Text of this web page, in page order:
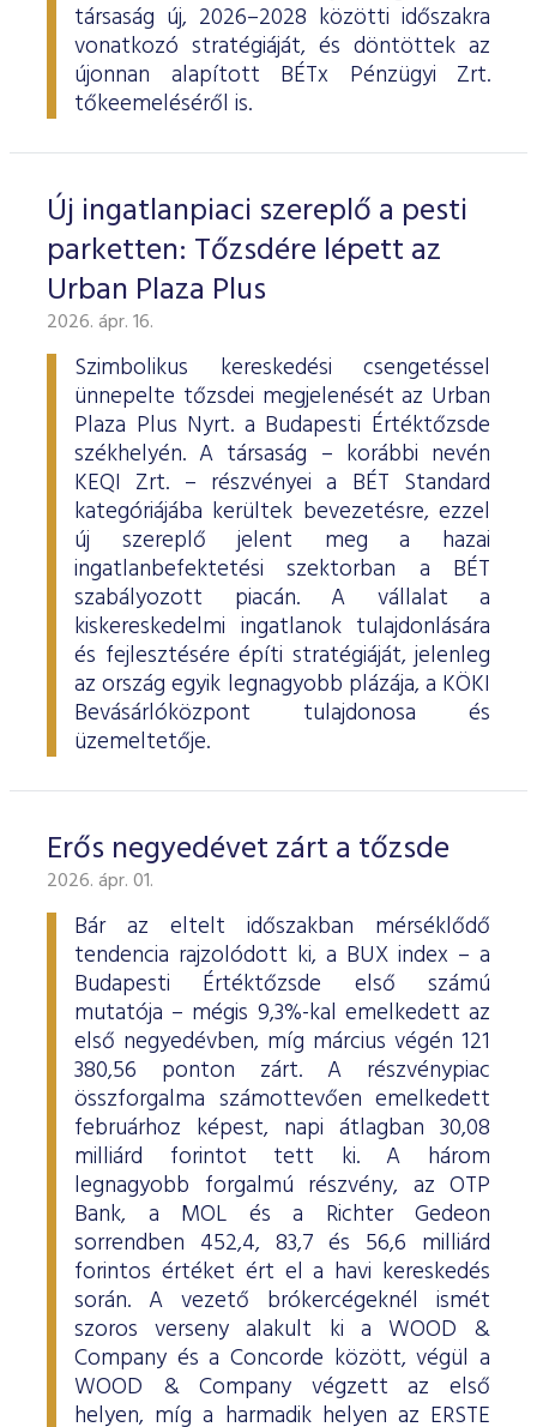
társaság új, 2026–2028 közötti időszakra
vonatkozó stratégiáját, és döntöttek az
újonnan alapított BÉTx Pénzügyi Zrt.
tőkeemeléséről is.
Új ingatlanpiaci szereplő a pesti
parketten: Tőzsdére lépett az
Urban Plaza Plus
2026. ápr. 16.
Szimbolikus kereskedési csengetéssel
ünnepelte tőzsdei megjelenését az Urban
Plaza Plus Nyrt. a Budapesti Értéktőzsde
székhelyén. A társaság – korábbi nevén
KEQI Zrt. – részvényei a BÉT Standard
kategóriájába kerültek bevezetésre, ezzel
új szereplő jelent meg a hazai
ingatlanbefektetési szektorban a BÉT
szabályozott piacán. A vállalat a
kiskereskedelmi ingatlanok tulajdonlására
és fejlesztésére építi stratégiáját, jelenleg
az ország egyik legnagyobb plázája, a KÖKI
Bevásárlóközpont tulajdonosa és
üzemeltetője.
Erős negyedévet zárt a tőzsde
2026. ápr. 01.
Bár az eltelt időszakban mérséklődő
tendencia rajzolódott ki, a BUX index – a
Budapesti Értéktőzsde első számú
mutatója – mégis 9,3%-kal emelkedett az
első negyedévben, míg március végén 121
380,56 ponton zárt. A részvénypiac
összforgalma számottevően emelkedett
februárhoz képest, napi átlagban 30,08
milliárd forintot tett ki. A három
legnagyobb forgalmú részvény, az OTP
Bank, a MOL és a Richter Gedeon
sorrendben 452,4, 83,7 és 56,6 milliárd
forintos értéket ért el a havi kereskedés
során. A vezető brókercégeknél ismét
szoros verseny alakult ki a WOOD &
Company és a Concorde között, végül a
WOOD & Company végzett az első
helyen, míg a harmadik helyen az ERSTE